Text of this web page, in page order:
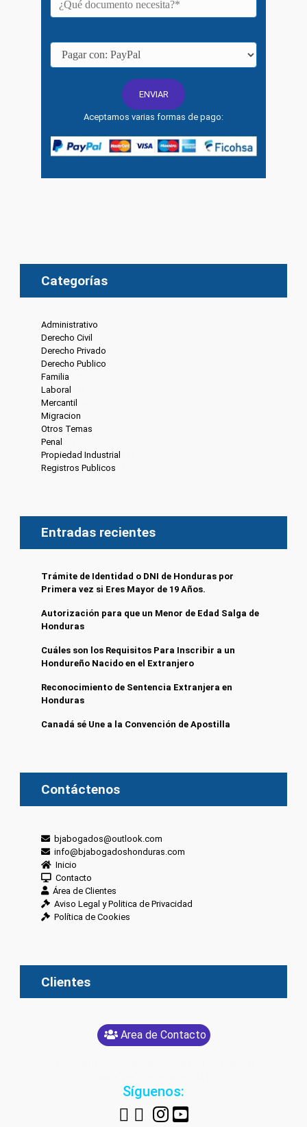
Aceptamos varias formas de pago:
Categorías
Administrativo
Derecho Civil
Derecho Privado
Derecho Publico
Familia
Laboral
Mercantil
Migracion
Otros Temas
Penal
Propiedad Industrial
Registros Publicos
Entradas recientes
Trámite de Identidad o DNI de Honduras por
Primera vez si Eres Mayor de 19 Años.
Autorización para que un Menor de Edad Salga de
Honduras
Cuáles son los Requisitos Para Inscribir a un
Hondureño Nacido en el Extranjero
Reconocimiento de Sentencia Extranjera en
Honduras
Canadá sé Une a la Convención de Apostilla
Contáctenos
bjabogados@outlook.com
info@bjabogadoshonduras.com
Inicio
Contacto
Área de Clientes
Aviso Legal y Politica de Privacidad
Política de Cookies
Clientes
Area de Contacto
Síguenos: